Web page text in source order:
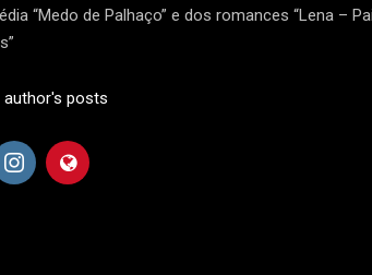
“Medo de Palhaço” e dos romances “Lena –
author's posts